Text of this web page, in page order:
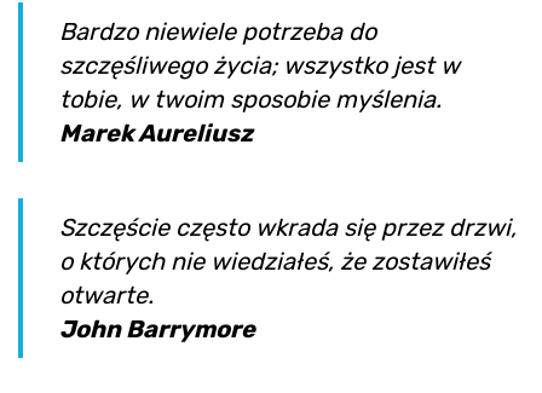
Bardzo niewiele potrzeba do
szczęśliwego życia; wszystko jest w
tobie, w twoim sposobie myślenia.
Marek Aureliusz
Szczęście często wkrada się przez drzwi,
o których nie wiedziałeś, że zostawiłeś
otwarte.
John Barrymore